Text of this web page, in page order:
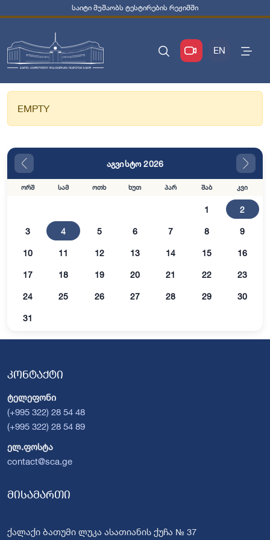
საიტი მუშაობს ტესტირების რეჟიმში
EN
EMPTY
აგვისტო 2026
ორშ სამ ოთხ ხუთ პარ შაბ კვი
1 2
3 4 5 6 7 8 9
10 11 12 13 14 15 16
17 18 19 20 21 22 23
24 25 26 27 28 29 30
31
კონტაქტი
ტელეფონი
(+995 322) 28 54 48
(+995 322) 28 54 89
ელ.ფოსტა
contact@sca.ge
მისამართი
ქალაქი ბათუმი ლუკა ასათიანის ქუჩა № 37